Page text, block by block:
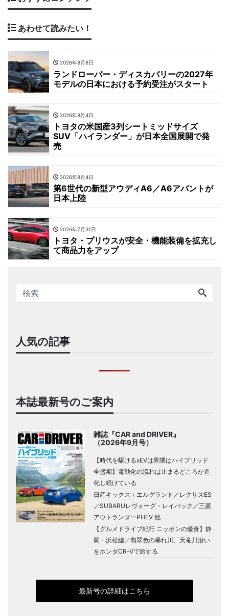
あわせて読みたい！
2026年8月8日
ランドローバー・ディスカバリーの2027年
モデルの日本における予約受注がスタート
2026年8月4日
トヨタの米国産3列シートミッドサイズ
SUV「ハイランダー」が日本全国展開で発
売
2026年8月4日
第6世代の新型アウディA6／A6アバントが
日本上陸
2026年7月31日
トヨタ・プリウスが安全・機能装備を拡充し
て商品力をアップ
人気の記事
本誌最新号のご案内
雑誌『CAR and DRIVER』
（2026年9月号）
【時代を駆けるxEVは界隈はハイブリッド
全盛期】電動化の流れは止まるどころか進
化し続けている
日産キックス＋エルグランド／レクサスES
／SUBARUレヴォーグ・レイバック／三菱
アウトランダーPHEV 他
【グルメドライブ紀行 ニッポンの優食】静
岡・浜松編／翡翠色の暴れ川、天竜川沿い
をホンダCR-Vで旅する
最新号の詳細はこちら